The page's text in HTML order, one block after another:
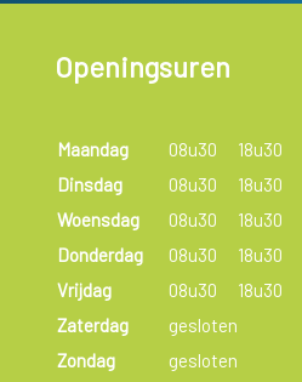
Openingsuren
Maandag 08u30
18u30
Dinsdag
08u30
18u30
Woensdag
08u30
18u30
Donderdag
08u30
18u30
Vrijdag
08u30
18u30
Zaterdag
gesloten
Zondag
gesloten